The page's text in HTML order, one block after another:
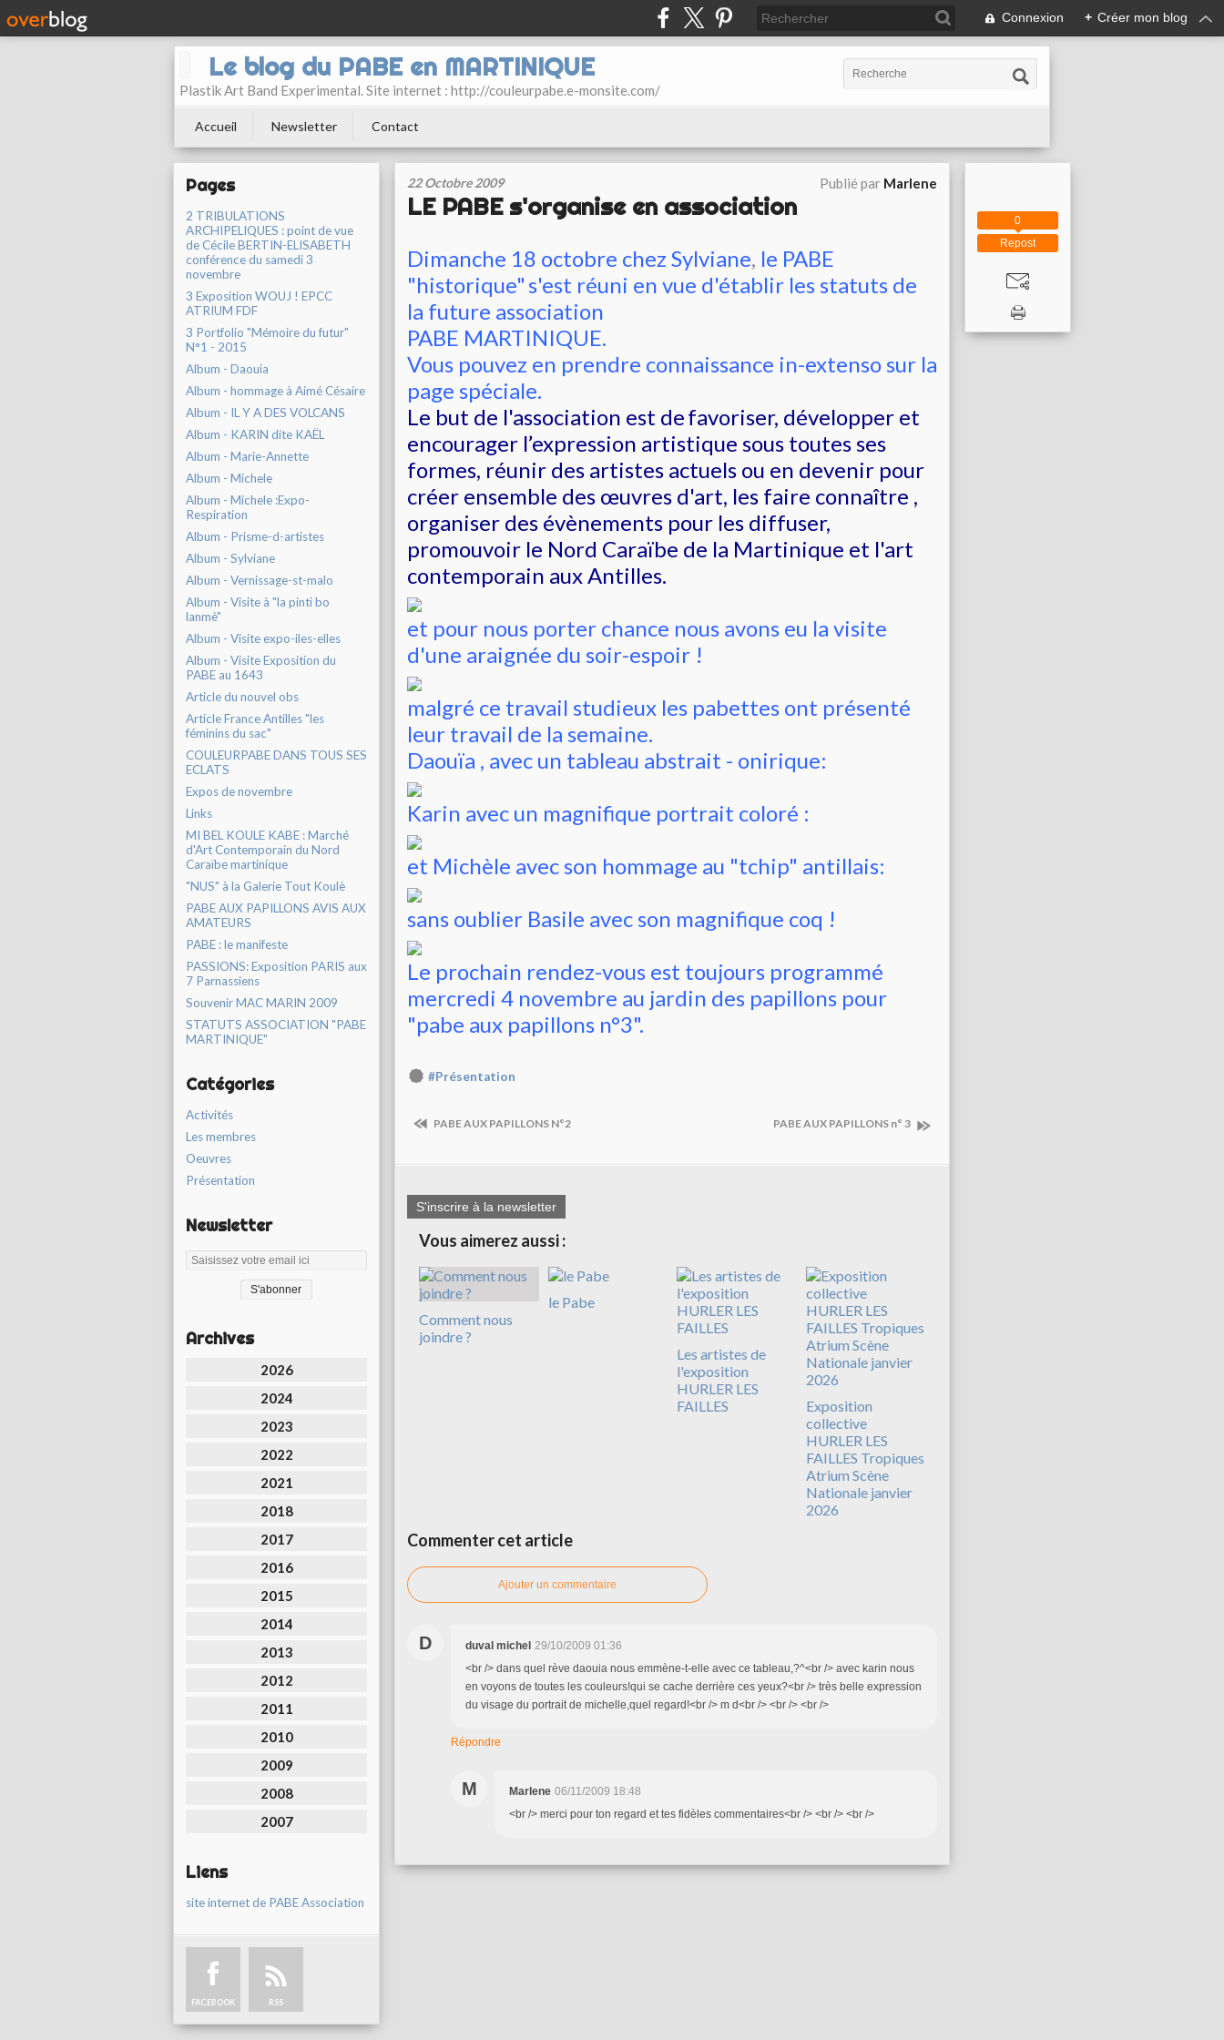
Connexion + Créer mon blog
Le blog du PABE en MARTINIQUE
Plastik Art Band Experimental. Site internet : http://couleurpabe.e-monsite.com/
Accueil Newsletter Contact
Pages
2 TRIBULATIONS
ARCHIPELIQUES : point de vue
de Cécile BERTIN-ELISABETH
conférence du samedi 3
novembre
3 Exposition WOUJ ! EPCC
ATRIUM FDF
3 Portfolio "Mémoire du futur"
N°1 - 2015
Album - Daouia
Album - hommage à Aimé Césaire
Album - IL Y A DES VOLCANS
Album - KARIN dite KAËL
Album - Marie-Annette
Album - Michele
Album - Michele :Expo-
Respiration
Album - Prisme-d-artistes
Album - Sylviane
Album - Vernissage-st-malo
Album - Visite à "la pinti bo
lanmè"
Album - Visite expo-iles-elles
Album - Visite Exposition du
PABE au 1643
Article du nouvel obs
Article France Antilles "les
féminins du sac"
COULEURPABE DANS TOUS SES
ECLATS
Expos de novembre
Links
MI BEL KOULE KABE : Marché
d'Art Contemporain du Nord
Caraïbe martinique
"NUS" à la Galerie Tout Koulè
PABE AUX PAPILLONS AVIS AUX
AMATEURS
PABE : le manifeste
PASSIONS: Exposition PARIS aux
7 Parnassiens
Souvenir MAC MARIN 2009
STATUTS ASSOCIATION "PABE
MARTINIQUE"
Catégories
Activités
Les membres
Oeuvres
Présentation
Newsletter
Archives
2026
2024
2023
2022
2021
2018
2017
2016
2015
2014
2013
2012
2011
2010
2009
2008
2007
Liens
site internet de PABE Association
FACEBOOK RSS
22 Octobre 2009 Publié par Marlene
LE PABE s'organise en association
Dimanche 18 octobre chez Sylviane, le PABE
"historique"s'est réuni en vue d'établir les statuts de
la future association
PABE MARTINIQUE.
Vous pouvez en prendre connaissance in-extenso sur la
page spéciale.
Le but de l'association est defavoriser, développer et
encourager l’expression artistique sous toutes ses
formes, réunir des artistes actuels ou en devenir pour
créer ensemble des œuvres d'art, les faire connaître ,
organiser des évènements pour les diffuser,
promouvoir le Nord Caraïbe de la Martinique et l'art
contemporain aux Antilles.
et pour nous porter chance nous avons eu la visite
d'une araignée du soir-espoir !
malgré ce travail studieux les pabettes ont présenté
leur travail de la semaine.
Daouïa , avec un tableau abstrait - onirique:
Karin avec un magnifique portrait coloré :
et Michèle avec son hommage au "tchip" antillais:
sans oublier Basile avec son magnifique coq !
Le prochain rendez-vous est toujours programmé
mercredi 4 novembre au jardin des papillons pour
"pabe aux papillons n°3".
#Présentation
PABE AUX PAPILLONS N°2 PABE AUX PAPILLONS n° 3
S'inscrire à la newsletter
Vous aimerez aussi :
Comment nous
joindre ?
le Pabe
Les artistes de
l'exposition
HURLER LES
FAILLES
Exposition
collective
HURLER LES
FAILLES Tropiques
Atrium Scène
Nationale janvier
2026
Commenter cet article
Ajouter un commentaire
D duval michel 29/10/2009 01:36
<br /> dans quel rève daouia nous emmène-t-elle avec ce tableau,?^<br /> avec karin nous
en voyons de toutes les couleurs!qui se cache derrière ces yeux?<br /> très belle expression
du visage du portrait de michelle,quel regard!<br /> m d<br /> <br /> <br />
Répondre
M Marlene 06/11/2009 18:48
<br /> merci pour ton regard et tes fidèles commentaires<br /> <br /> <br />
Repost
0